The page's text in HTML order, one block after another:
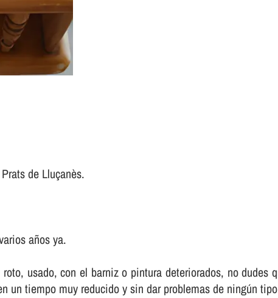
de Lluçanès.
años ya.
usado, con el barniz o pintura deteriorados, no dudes
un tiempo muy reducido y sin dar problemas de ningún